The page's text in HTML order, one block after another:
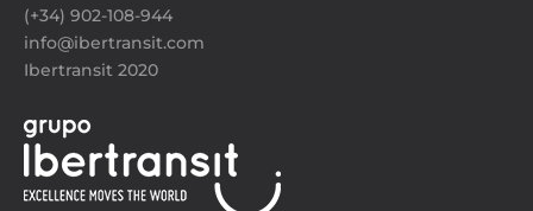
(+34) 902-108-944
info@ibertransit.com
Ibertransit 2020